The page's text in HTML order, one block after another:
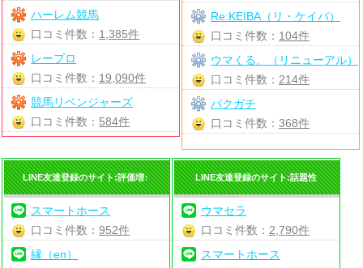
ハーレム競馬
口コミ件数： 1,385件
レープロ
口コミ件数： 19,090件
競馬リベンジャーズ
口コミ件数： 584件
Re:KEIBA（リ・ケイバ）
口コミ件数： 104件
ウマくる。（リニューアル）
口コミ件数： 214件
バクガチ
口コミ件数： 368件
LINE友達登録のサイト:評価増↑
スマートホース
口コミ件数：952件
縁（en）
LINE友達登録のサイト:話題性
ウマセラ
口コミ件数： 2,790件
スマートホース